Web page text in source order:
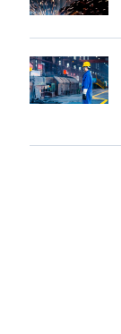
замедление
роста
цен
в
новую
режущую
Европейские
цены
на